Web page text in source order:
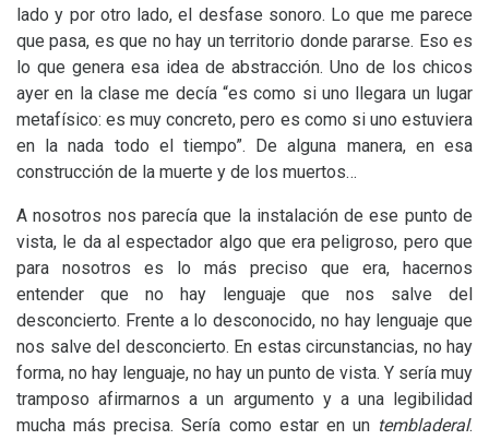
lado y por otro lado, el desfase sonoro. Lo que me parece
que pasa, es que no hay un territorio donde pararse. Eso es
lo que genera esa idea de abstracción. Uno de los chicos
ayer en la clase me decía “es como si uno llegara un lugar
metafísico: es muy concreto, pero es como si uno estuviera
en la nada todo el tiempo”. De alguna manera, en esa
construcción de la muerte y de los muertos…
A nosotros nos parecía que la instalación de ese punto de
vista, le da al espectador algo que era peligroso, pero que
para nosotros es lo más preciso que era, hacernos
entender que no hay lenguaje que nos salve del
desconcierto. Frente a lo desconocido, no hay lenguaje que
nos salve del desconcierto. En estas circunstancias, no hay
forma, no hay lenguaje, no hay un punto de vista. Y sería muy
tramposo afirmarnos a un argumento y a una legibilidad
mucha más precisa. Sería como estar en un tembladeral.